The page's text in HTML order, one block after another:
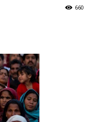
660